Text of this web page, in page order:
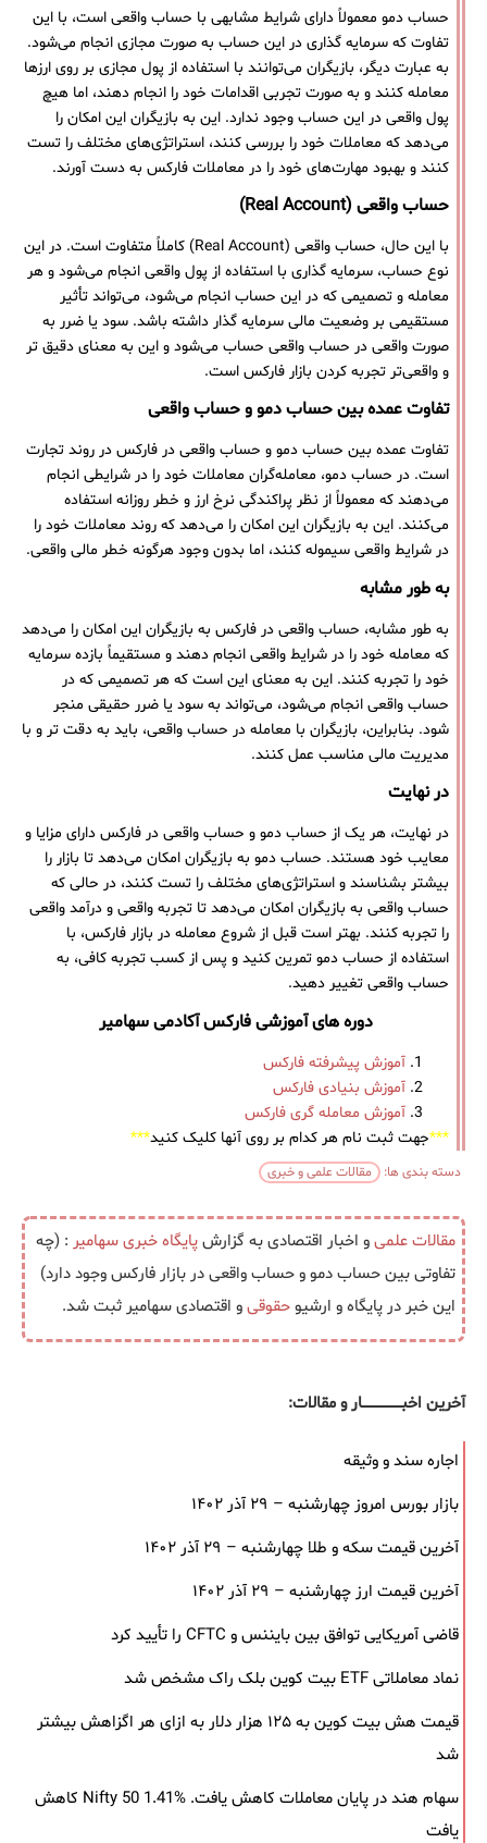
حساب دمو معمولاً دارای شرایط مشابهی با حساب واقعی است، با این
تفاوت که سرمایه گذاری در این حساب به صورت مجازی انجام می‌شود.
به عبارت دیگر، بازیگران می‌توانند با استفاده از پول مجازی بر روی ارزها
معامله کنند و به صورت تجربی اقدامات خود را انجام دهند، اما هیچ
پول واقعی در این حساب وجود ندارد. این به بازیگران این امکان را
می‌دهد که معاملات خود را بررسی کنند، استراتژی‌های مختلف را تست
کنند و بهبود مهارت‌های خود را در معاملات فارکس به دست آورند.
حساب واقعی (Real Account)
با این حال، حساب واقعی (Real Account) کاملاً متفاوت است. در این
نوع حساب، سرمایه گذاری با استفاده از پول واقعی انجام می‌شود و هر
معامله و تصمیمی که در این حساب انجام می‌شود، می‌تواند تأثیر
مستقیمی بر وضعیت مالی سرمایه گذار داشته باشد. سود یا ضرر به
صورت واقعی در حساب واقعی حساب می‌شود و این به معنای دقیق تر
و واقعی‌تر تجربه کردن بازار فارکس است.
تفاوت عمده‌ بین حساب دمو و حساب واقعی
تفاوت عمده‌ بین حساب دمو و حساب واقعی در فارکس در روند تجارت
است. در حساب دمو، معامله‌گران معاملات خود را در شرایطی انجام
می‌دهند که معمولاً از نظر پراکندگی نرخ ارز و خطر روزانه استفاده
می‌کنند. این به بازیگران این امکان را می‌دهد که روند معاملات خود را
در شرایط واقعی سیموله کنند، اما بدون وجود هرگونه خطر مالی واقعی.
به طور مشابه
به طور مشابه، حساب واقعی در فارکس به بازیگران این امکان را می‌دهد
که معامله خود را در شرایط واقعی انجام دهند و مستقیماً بازده سرمایه
خود را تجربه کنند. این به معنای این است که هر تصمیمی که در
حساب واقعی انجام می‌شود، می‌تواند به سود یا ضرر حقیقی منجر
شود. بنابراین، بازیگران با معامله در حساب واقعی، باید به دقت تر و با
مدیریت مالی مناسب عمل کنند.
در نهایت
در نهایت، هر یک از حساب دمو و حساب واقعی در فارکس دارای مزایا و
معایب خود هستند. حساب دمو به بازیگران امکان می‌دهد تا بازار را
بیشتر بشناسند و استراتژی‌های مختلف را تست کنند، در حالی که
حساب واقعی به بازیگران امکان می‌دهد تا تجربه واقعی و درآمد واقعی
را تجربه کنند. بهتر است قبل از شروع معامله در بازار فارکس، با
استفاده از حساب دمو تمرین کنید و پس از کسب تجربه کافی، به
حساب واقعی تغییر دهید.
دوره های آموزشی فارکس آکادمی سهامیر
آموزش پیشرفته فارکس
آموزش بنیادی فارکس
آموزش معامله گری فارکس
***جهت ثبت نام هر کدام بر روی آنها کلیک کنید***
دسته بندی ها: مقالات علمی و خبری
مقالات علمیو اخبار اقتصادی به گزارشپایگاه خبریسهامیر : (چه
تفاوتی بین حساب دمو و حساب واقعی در بازار فارکس وجود دارد)
این خبر در پایگاه و ارشیوحقوقیو اقتصادی سهامیر ثبت شد.
آخرین اخبــــــــــــــــــار و مقالات:
اجاره سند و وثیقه
بازار بورس امروز چهارشنبه – ۲۹ آذر ۱۴۰۲
آخرین قیمت سکه و طلا چهارشنبه – ۲۹ آذر ۱۴۰۲
آخرین قیمت ارز چهارشنبه – ۲۹ آذر ۱۴۰۲
قاضی آمریکایی توافق بین بایننس و CFTC را تأیید کرد
نماد معاملاتی ETF بیت کوین بلک ‌راک مشخص شد
قیمت هش بیت کوین به ۱۲۵ هزار دلار به‌ ازای هر اگزاهش بیشتر
شد
سهام هند در پایان معاملات کاهش یافت. Nifty 50 1.41% کاهش
یافت